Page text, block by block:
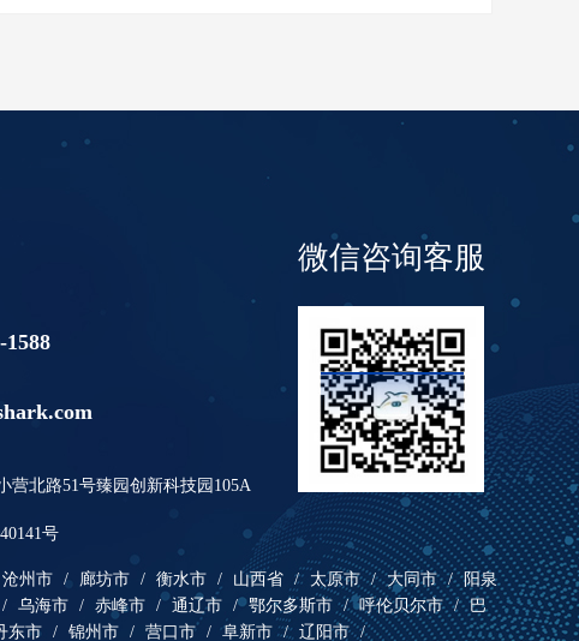
1588
营北路51号臻园创新科技园105A
号
微信咨询客服
沧州市 / 廊坊市 / 衡水市 / 山西省 / 太原市 / 大同市 / 阳泉
/ 乌海市 / 赤峰市 / 通辽市 / 鄂尔多斯市 / 呼伦贝尔市 / 巴
东市 / 锦州市 / 营口市 / 阜新市 / 辽阳市 /